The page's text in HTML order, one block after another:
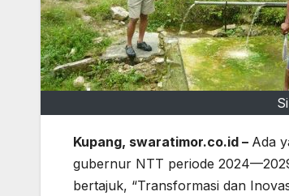
Kupang, swaratimor.co.id – Ada
gubernur NTT periode
bertajuk, “Transformasi dan